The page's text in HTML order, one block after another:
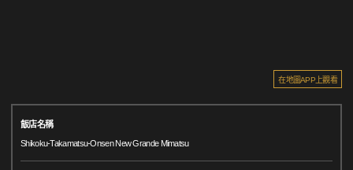
在地圖APP上觀看
飯店名稱
Shikoku-Takamatsu-Onsen New Grande Mimatsu